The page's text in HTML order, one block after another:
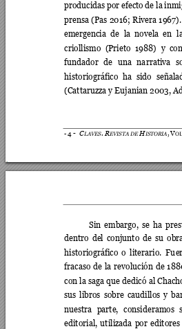
- 4 - CLAVES. REVISTA DE HISTORIA, VOL
producidas por efecto de la
prensa (Pas 2016; Rivera 196
emergencia de la novela en
criollismo (Prieto 1988) y
fundador de una narrativa
historiográfico ha sido
(Cattaruzza y Eujanian 2003,
Sin embargo, se ha
dentro del conjunto de su
historiográfico o literario. Fu
fracaso de la revolución de
con la saga que dedicó al
sus libros sobre caudillos y
nuestra
parte, consideramos
editorial, utilizada por editores